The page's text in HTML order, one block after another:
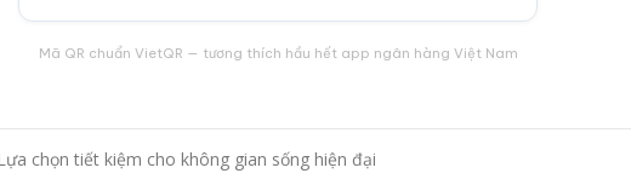
Mã QR chuẩn VietQR — tương thích hầu hết app ngân hàng Việt Nam
chọn tiết kiệm cho không gian sống hiện đại